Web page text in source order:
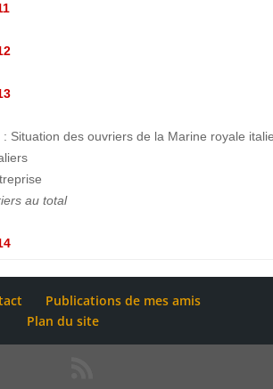
: Situation des ouvriers de la Marine royale
au total
Publications de mes amis
Plan du site